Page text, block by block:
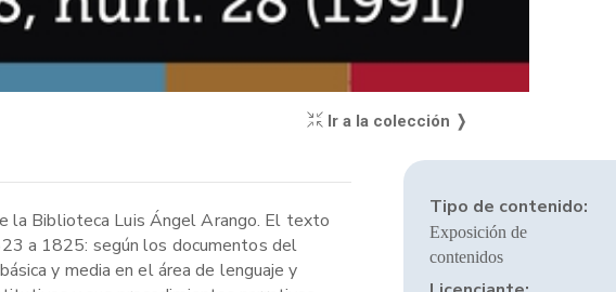
Ir a la colección ❭
la Biblioteca Luis Ángel Arango. El texto
a 1825: según los documentos del
y media en el área de lenguaje y
Tipo de contenido:
Exposición de
contenidos